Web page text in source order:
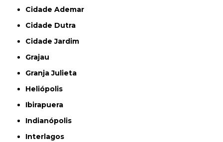
Cidade Ademar
Cidade Dutra
Cidade Jardim
Grajau
Granja Julieta
Heliópolis
Ibirapuera
Indianópolis
Interlagos